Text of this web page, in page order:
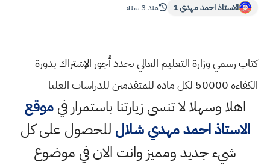
الاستاذ احمد مهدي 1 منذ 3 سنة
كتاب رسمي وزارة التعليم العالي تحدد أُجور الإشتراك بدورة
الكفاءة 50000 لكل مادة للمتقدمين للدراسات العليا
اهلا وسهلالا تنسى زيارتنا باستمرار فيموقع
الاستاذ احمد مهدي شلال للحصول على كل
شيء جديد ومميز وانت الان في موضوع